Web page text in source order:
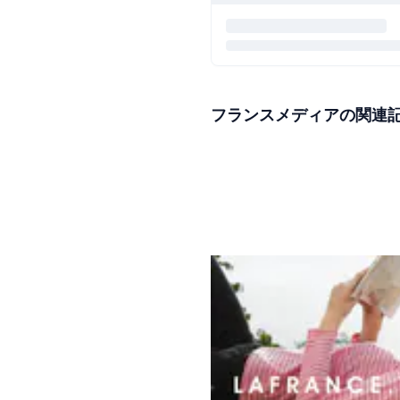
フランスメディアの関連